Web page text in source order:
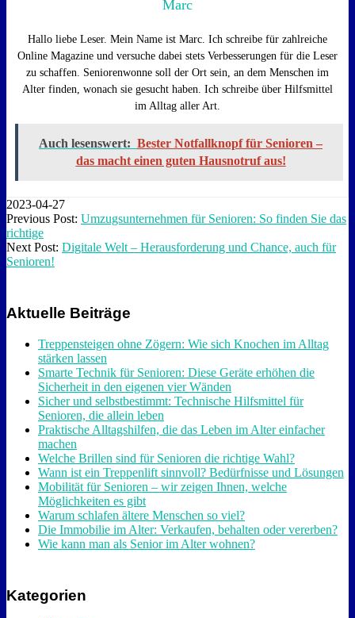
Marc
Hallo liebe Leser. Mein Name ist Marc. Ich schreibe für zahlreiche
Online Magazine und versuche dabei stets Verbesserungen für die Leser
zu schaffen. Seniorenwonne soll der Ort sein, an dem Menschen im
Alter finden, wonach sie gesucht haben. Ich schreibe über Hilfsmittel
im Alltag aller Art.
Auch lesenswert: Bester Notfallknopf für Senioren –
das macht einen guten Hausnotruf aus!
2023-04-27
Previous Post: Umzugsunternehmen für Senioren: So finden Sie das
richtige
Next Post: Digitale Welt – Herausforderung und Chance, auch für
Senioren!
Aktuelle Beiträge
Treppensteigen ohne Zögern: Wie sich Knochen im Alltag
stärken lassen
Smarte Technik für Senioren: Diese Geräte erhöhen die
Sicherheit in den eigenen vier Wänden
Sicher und selbstbestimmt: Technische Hilfsmittel für
Senioren, die allein leben
Praktische Alltagshilfen, die das Leben im Alter einfacher
machen
Welche Brillen sind für Senioren die richtige Wahl?
Wann ist ein Treppenlift sinnvoll? Bedürfnisse und Lösungen
Mobilität für Senioren – wir zeigen Ihnen, welche
Möglichkeiten es gibt
Warum schlafen ältere Menschen so viel?
Die Immobilie im Alter: Verkaufen, behalten oder vererben?
Wie kann man als Senior im Alter wohnen?
Kategorien